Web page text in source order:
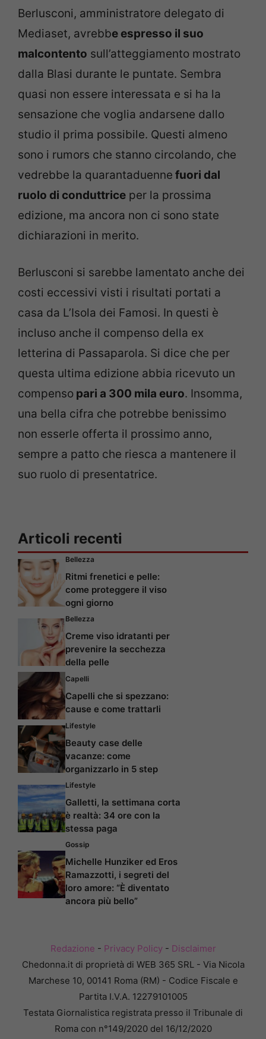
Berlusconi, amministratore delegato di
Mediaset, avrebbe espresso il suo
malcontento sull’atteggiamento mostrato
dalla Blasi durante le puntate. Sembra
quasi non essere interessata e si ha la
sensazione che voglia andarsene dallo
studio il prima possibile. Questi almeno
sono i rumors che stanno circolando, che
vedrebbe la quarantaduenne fuori dal
ruolo di conduttrice per la prossima
edizione, ma ancora non ci sono state
dichiarazioni in merito.
Berlusconi si sarebbe lamentato anche dei
costi eccessivi visti i risultati portati a
casa da L’Isola dei Famosi. In questi è
incluso anche il compenso della ex
letterina di Passaparola. Si dice che per
questa ultima edizione abbia ricevuto un
compenso pari a 300 mila euro. Insomma,
una bella cifra che potrebbe benissimo
non esserle offerta il prossimo anno,
sempre a patto che riesca a mantenere il
suo ruolo di presentatrice.
Articoli recenti
Bellezza
Ritmi frenetici e pelle:
come proteggere il viso
ogni giorno
Bellezza
Creme viso idratanti per
prevenire la secchezza
della pelle
Capelli
Capelli che si spezzano:
cause e come trattarli
Lifestyle
Beauty case delle
vacanze: come
organizzarlo in 5 step
Lifestyle
Galletti, la settimana corta
è realtà: 34 ore con la
stessa paga
Gossip
Michelle Hunziker ed Eros
Ramazzotti, i segreti del
loro amore: “È diventato
ancora più bello”
Redazione - Privacy Policy- Disclaimer
Chedonna.it di proprietà di WEB 365 SRL - Via Nicola
Marchese 10, 00141 Roma (RM) - Codice Fiscale e
Partita I.V.A. 12279101005
Testata Giornalistica registrata presso il Tribunale di
Roma con n°149/2020 del 16/12/2020